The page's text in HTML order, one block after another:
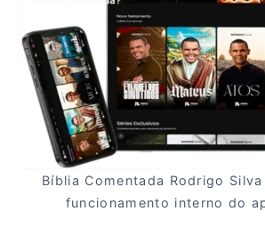
Bíblia Comentada Rodrigo
funcionamento interno do